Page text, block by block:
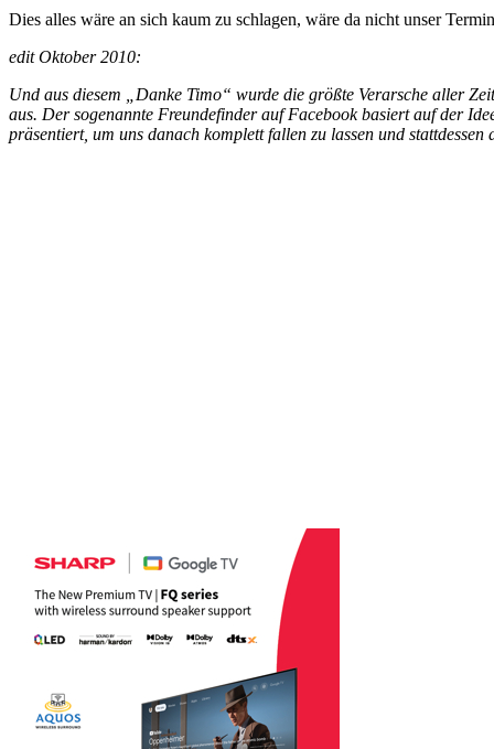
Dies alles wäre an sich kaum zu schlagen, wäre da nicht unser
edit Oktober 2010:
Und aus diesem „Danke Timo“ wurde die größte Verarsche aller
aus. Der sogenannte Freundefinder auf Facebook basiert auf der
präsentiert, um uns danach komplett fallen zu lassen und